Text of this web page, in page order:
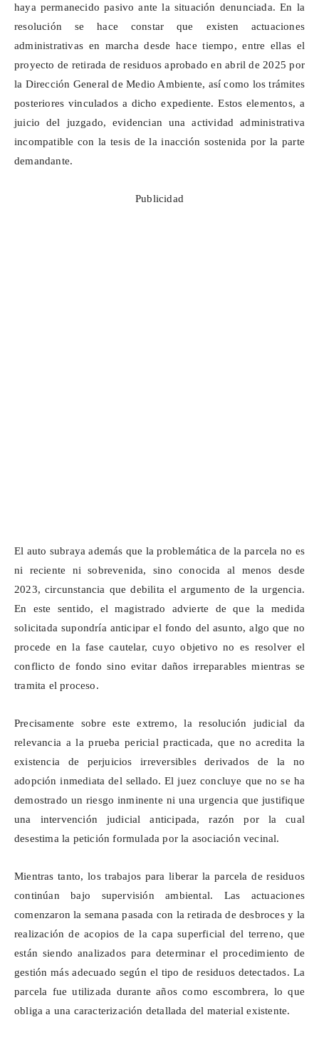
haya permanecido pasivo ante la situación denunciada. En la
resolución se hace constar que existen actuaciones
administrativas en marcha desde hace tiempo, entre ellas el
proyecto de retirada de residuos aprobado en abril de 2025 por
la Dirección General de Medio Ambiente, así como los trámites
posteriores vinculados a dicho expediente. Estos elementos, a
juicio del juzgado, evidencian una actividad administrativa
incompatible con la tesis de la inacción sostenida por la parte
demandante.
Publicidad
El auto subraya además que la problemática de la parcela no es
ni reciente ni sobrevenida, sino conocida al menos desde
2023, circunstancia que debilita el argumento de la urgencia.
En este sentido, el magistrado advierte de que la medida
solicitada supondría anticipar el fondo del asunto, algo que no
procede en la fase cautelar, cuyo objetivo no es resolver el
conflicto de fondo sino evitar daños irreparables mientras se
tramita el proceso.
Precisamente sobre este extremo, la resolución judicial da
relevancia a la prueba pericial practicada, que no acredita la
existencia de perjuicios irreversibles derivados de la no
adopción inmediata del sellado. El juez concluye que no se ha
demostrado un riesgo inminente ni una urgencia que justifique
una intervención judicial anticipada, razón por la cual
desestima la petición formulada por la asociación vecinal.
Mientras tanto, los trabajos para liberar la parcela de residuos
continúan bajo supervisión ambiental. Las actuaciones
comenzaron la semana pasada con la retirada de desbroces y la
realización de acopios de la capa superficial del terreno, que
están siendo analizados para determinar el procedimiento de
gestión más adecuado según el tipo de residuos detectados. La
parcela fue utilizada durante años como escombrera, lo que
obliga a una caracterización detallada del material existente.